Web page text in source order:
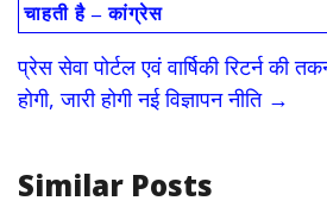
o
o
k
o
n
चाहती है – कांग्रेस
प्रेस सेवा पोर्टल एवं वार्षिकी रिटर्न की
होगी, जारी होगी नई विज्ञापन नीति →
Similar Posts